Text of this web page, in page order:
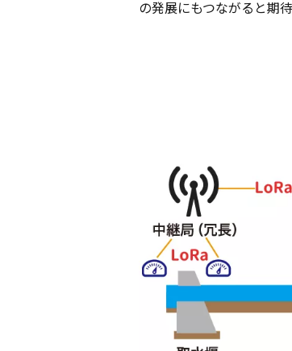
の発展にもつながると期待